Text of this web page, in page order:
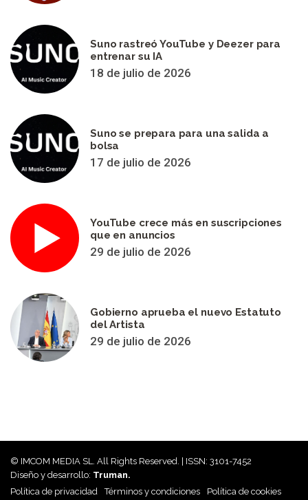
Suno rastreó YouTube y Deezer para
entrenar su IA
18 de julio de 2026
Suno se prepara para una salida a
bolsa
17 de julio de 2026
YouTube crece más en suscripciones
que en anuncios
29 de julio de 2026
Gobierno aprueba el nuevo Estatuto
del Artista
29 de julio de 2026
© IMCOM MEDIA SL. All Rights Reserved. | ISSN: 3101-7452
Diseño y desarrollo: Truman.
Política de privacidad
Términos y condiciones Política de cookies